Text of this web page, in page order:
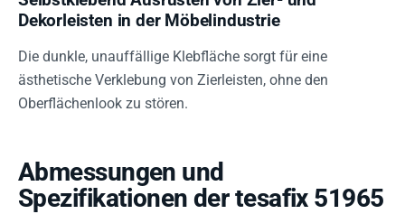
Dekorleisten in der Möbelindustrie
Die dunkle, unauffällige Klebfläche sorgt für eine
ästhetische Verklebung von Zierleisten, ohne den
Oberflächenlook zu stören.
Abmessungen und
Spezifikationen der tesafix 51965